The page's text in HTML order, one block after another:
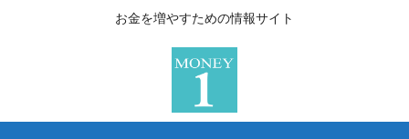
お金を増やすための情報サイト